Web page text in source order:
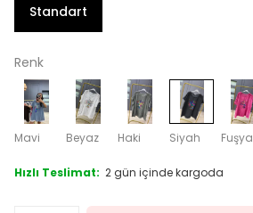
Standart
Renk
Mavi Beyaz Haki Siyah Fuşya
Hızlı Teslimat: 2 gün içinde kargoda